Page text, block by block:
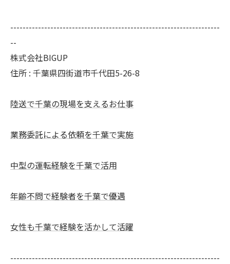
--------------------------------------------------------------------
--
株式会社BIGUP
住所 : 千葉県四街道市千代田5-26-8
陸送で千葉の現場を支えるお仕事
業務委託による依頼を千葉で実施
中型の運転経験を千葉で活用
年齢不問で経験者を千葉で優遇
女性も千葉で経験を活かして活躍
--------------------------------------------------------------------